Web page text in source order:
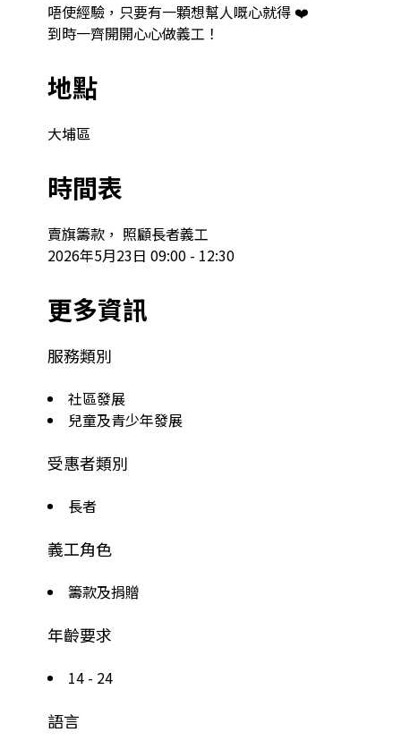
唔使經驗，只要有一顆想幫人嘅心就得 ❤️
到時一齊開開心心做義工！
地點
大埔區
時間表
賣旗籌款， 照顧長者義工
2026年5月23日 09:00 - 12:30
更多資訊
服務類別
社區發展
兒童及青少年發展
受惠者類別
長者
義工角色
籌款及捐贈
年齡要求
14 - 24
語言